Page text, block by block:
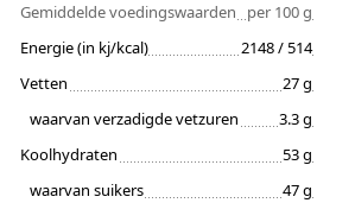
Gemiddelde voedingswaarden
per 100 g
Energie (in kj/kcal)
2148 / 514
Vetten
27 g
waarvan verzadigde vetzuren
3.3 g
Koolhydraten
53 g
waarvan suikers
47 g